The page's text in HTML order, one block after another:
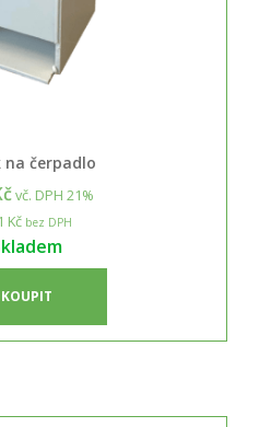
na čerpadlo
vč. DPH 21%
Kčbez DPH
KOUPIT